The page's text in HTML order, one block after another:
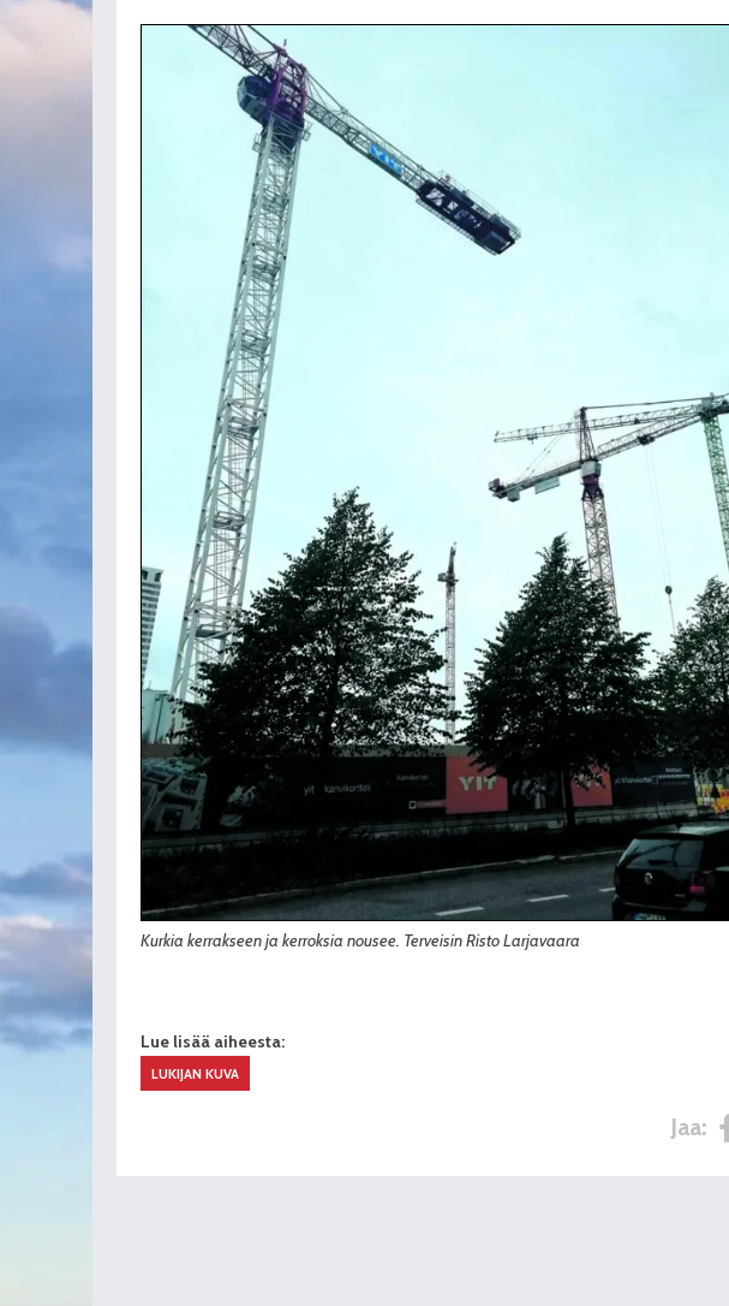
Kurkia kerrakseen ja kerroksia nousee. Terveisin Risto Larjavaara
Lue lisää aiheesta:
LUKIJAN KUVA
Jaa: